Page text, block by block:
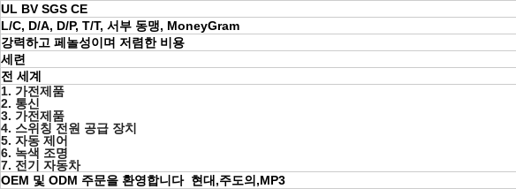
UL BV SGS CE
L/C, D/A, D/P, T/T, 서부 동맹, MoneyGram
강력하고 페놀성이며 저렴한 비용
세련
전 세계
1. 가전제품
2. 통신
3. 가전제품
4. 스위칭 전원 공급 장치
5. 자동 제어
6. 녹색 조명
7. 전기 자동차
OEM 및 ODM 주문을 환영합니다 현대 ,주도의 ,MP3